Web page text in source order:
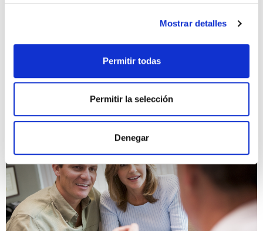
Mostrar detalles
Permitir todas
Permitir la selección
Denegar
pero no aún? Responsabilidades como terminar la
carrera, la hipoteca del piso, un master o ese
trabajo estable que tanto esperas; todo […]